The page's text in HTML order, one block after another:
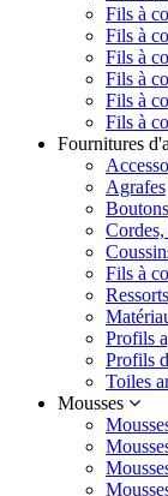
Fils à
Fils à
Fils à
Fils à
Fils à
Fils à
Fournitures
Agrafes
Cordes,
Fils à
Profils
Profils
Toiles
Mousses